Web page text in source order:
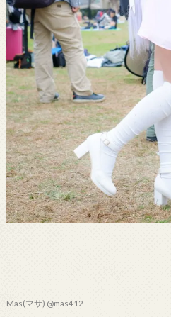
Mas(マサ) @mas412